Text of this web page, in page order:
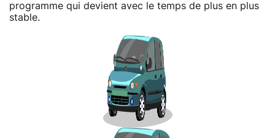
programme qui devient avec le temps de plus en plus
stable.